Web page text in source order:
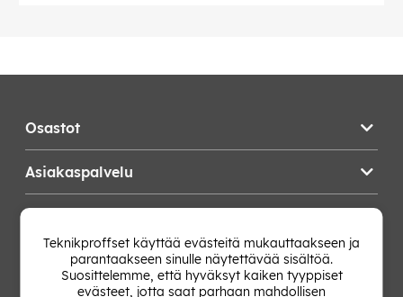
Osastot
Asiakaspalvelu
Vaihda Maa
Teknikproffset käyttää evästeitä mukauttaakseen ja
parantaakseen sinulle näytettävää sisältöä.
Suosittelemme, että hyväksyt kaiken tyyppiset
evästeet, jotta saat parhaan mahdollisen